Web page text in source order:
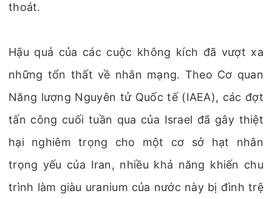
thoát.
Hậu quả của các cuộc không kích đã vượt xa
những tổn thất về nhân mạng. Theo Cơ quan
Năng lượng Nguyên tử Quốc tế (IAEA), các đợt
tấn công cuối tuần qua của Israel đã gây thiệt
hại nghiêm trọng cho một cơ sở hạt nhân
trọng yếu của Iran, nhiều khả năng khiến chu
trình làm giàu uranium của nước này bị đình trệ